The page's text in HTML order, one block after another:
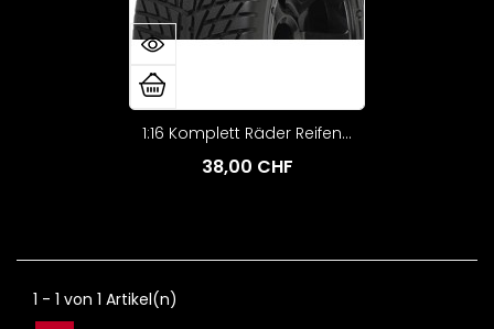
1:16 Komplett Räder Reifen...
38,00 CHF
1 - 1 von 1 Artikel(n)